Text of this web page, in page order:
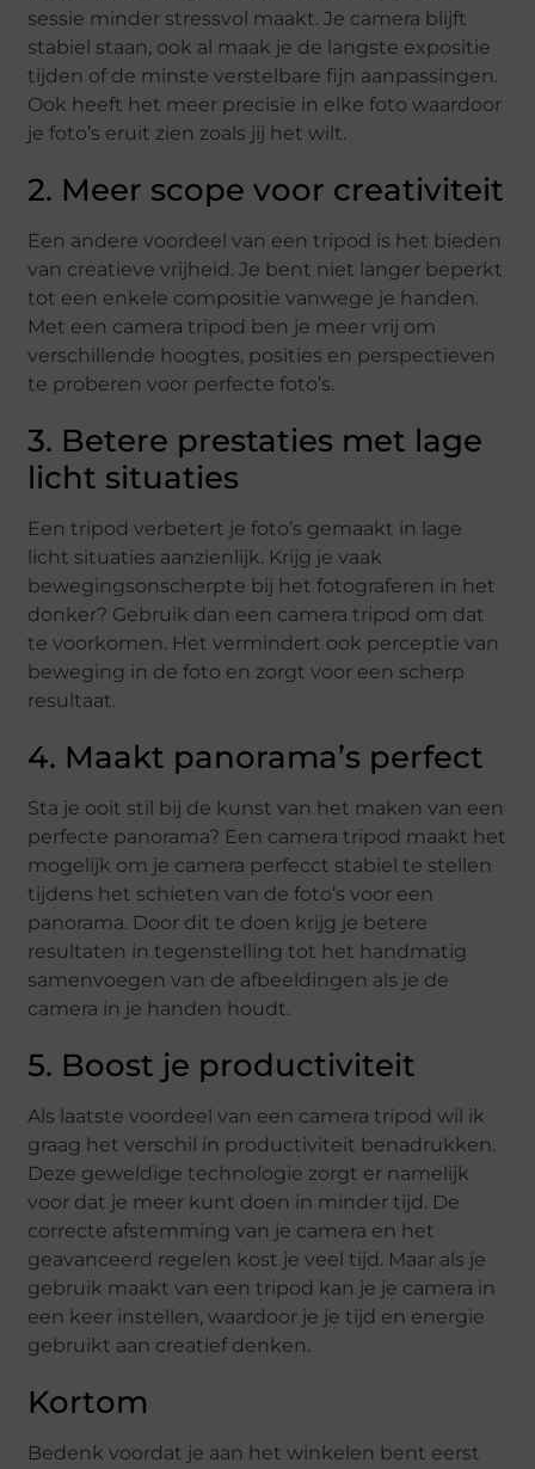
sessie minder stressvol maakt. Je camera blijft
stabiel staan, ook al maak je de langste expositie
tijden of de minste verstelbare fijn aanpassingen.
Ook heeft het meer precisie in elke foto waardoor
je foto’s eruit zien zoals jij het wilt.
2. Meer scope voor creativiteit
Een andere voordeel van een tripod is het bieden
van creatieve vrijheid. Je bent niet langer beperkt
tot een enkele compositie vanwege je handen.
Met een camera tripod ben je meer vrij om
verschillende hoogtes, posities en perspectieven
te proberen voor perfecte foto’s.
3. Betere prestaties met lage
licht situaties
Een tripod verbetert je foto’s gemaakt in lage
licht situaties aanzienlijk. Krijg je vaak
bewegingsonscherpte bij het fotograferen in het
donker? Gebruik dan een camera tripod om dat
te voorkomen. Het vermindert ook perceptie van
beweging in de foto en zorgt voor een scherp
resultaat.
4. Maakt panorama’s perfect
Sta je ooit stil bij de kunst van het maken van een
perfecte panorama? Een camera tripod maakt het
mogelijk om je camera perfecct stabiel te stellen
tijdens het schieten van de foto’s voor een
panorama. Door dit te doen krijg je betere
resultaten in tegenstelling tot het handmatig
samenvoegen van de afbeeldingen als je de
camera in je handen houdt.
5. Boost je productiviteit
Als laatste voordeel van een camera tripod wil ik
graag het verschil in productiviteit benadrukken.
Deze geweldige technologie zorgt er namelijk
voor dat je meer kunt doen in minder tijd. De
correcte afstemming van je camera en het
geavanceerd regelen kost je veel tijd. Maar als je
gebruik maakt van een tripod kan je je camera in
een keer instellen, waardoor je je tijd en energie
gebruikt aan creatief denken.
Kortom
Bedenk voordat je aan het winkelen bent eerst